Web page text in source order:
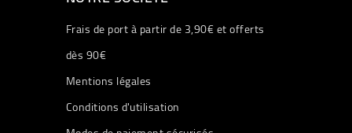
Frais de port à partir de 3,90€ et offerts
dès 90€
Mentions légales
Conditions d'utilisation